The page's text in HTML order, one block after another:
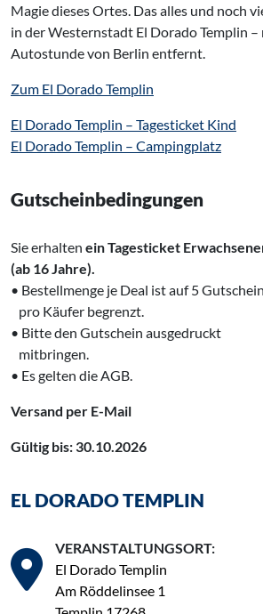
Magie dieses Ortes. Das alles und noch
in der Westernstadt El Dorado Templin
Autostunde von Berlin entfernt.
Zum El Dorado Templin
El Dorado Templin – Tagesticket Kind
El Dorado Templin – Campingplatz
Gutscheinbedingungen
Sie erhalten ein Tagesticket
(ab 16 Jahre).
• Bestellmenge je Deal ist auf 5
‌ pro Käufer begrenzt.
• Bitte den Gutschein ausgedruckt
mitbringen.
• Es gelten die AGB.
Versand per E-Mail
Gültig bis: 30.10.2026
EL DORADO TEMPLIN
VERANSTALTUNGSORT:
El Dorado Templin
Am Röddelinsee 1